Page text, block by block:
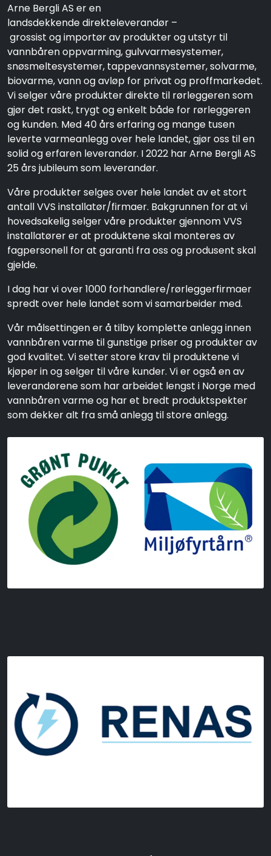
Arne Bergli AS er en
landsdekkende direkteleverandør –
grossist og importør av produkter og utstyr til
vannbåren oppvarming, gulvvarmesystemer,
snøsmeltesystemer, tappevannsystemer, solvarme,
biovarme, vann og avløp for privat og proffmarkedet.
Vi selger våre produkter direkte til rørleggeren som
gjør det raskt, trygt og enkelt både for rørleggeren
og kunden. Med 40 års erfaring og mange tusen
leverte varmeanlegg over hele landet, gjør oss til en
solid og erfaren leverandør. I 2022 har Arne Bergli AS
25 års jubileum som leverandør.
Våre produkter selges over hele landet av et stort
antall VVS installatør/firmaer. Bakgrunnen for at vi
hovedsakelig selger våre produkter gjennom VVS
installatører er at produktene skal monteres av
fagpersonell for at garanti fra oss og produsent skal
gjelde.
I dag har vi over 1000 forhandlere/rørleggerfirmaer
spredt over hele landet som vi samarbeider med.
Vår målsettingen er å tilby komplette anlegg innen
vannbåren varme til gunstige priser og produkter av
god kvalitet. Vi setter store krav til produktene vi
kjøper in og selger til våre kunder. Vi er også en av
leverandørene som har arbeidet lengst i Norge med
vannbåren varme og har et bredt produktspekter
som dekker alt fra små anlegg til store anlegg.